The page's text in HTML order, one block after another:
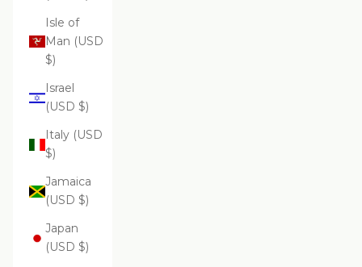
Isle of
Man (USD
$)
Israel
(USD $)
Italy (USD
$)
Jamaica
(USD $)
Japan
(USD $)